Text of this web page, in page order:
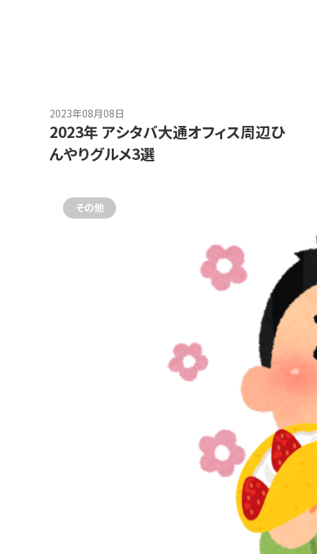
2023年08月08日
2023年 アシタバ大通オフィス周辺ひ
んやりグルメ3選
その他